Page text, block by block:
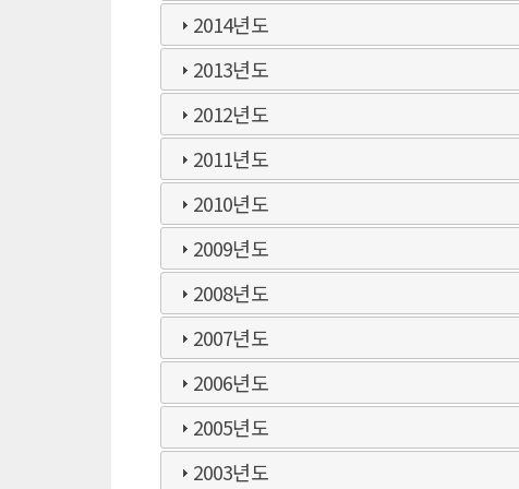
2014년도
2013년도
2012년도
2011년도
2010년도
2009년도
2008년도
2007년도
2006년도
2005년도
2003년도